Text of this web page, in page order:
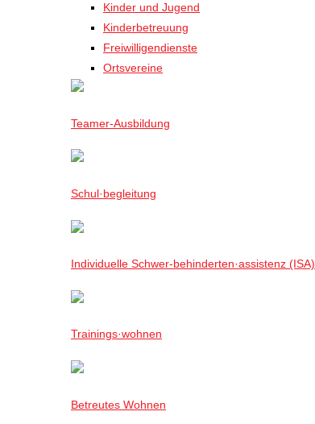
Kinder und Jugend
Kinderbetreuung
Freiwilligendienste
Ortsvereine
Teamer-Ausbildung
Schul·begleitung
Individuelle Schwer-behinderten·assistenz (ISA)
Trainings·wohnen
Betreutes Wohnen